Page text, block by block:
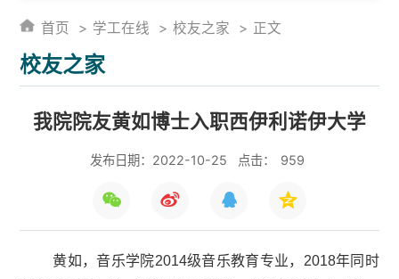
校友之家
首页 学工在线 校友之家 正文
我院院友黄如博士入职西伊利诺伊大学
发布日期：2022-10-25 点击： 959
黄如，音乐学院2014级音乐教育专业，2018年同时